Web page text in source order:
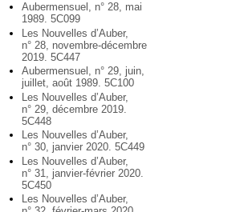
Aubermensuel, n° 28, mai
1989. 5C099
Les Nouvelles d’Auber,
n° 28, novembre-décembre
2019. 5C447
Aubermensuel, n° 29, juin,
juillet, août 1989. 5C100
Les Nouvelles d’Auber,
n° 29, décembre 2019.
5C448
Les Nouvelles d’Auber,
n° 30, janvier 2020. 5C449
Les Nouvelles d’Auber,
n° 31, janvier-février 2020.
5C450
Les Nouvelles d’Auber,